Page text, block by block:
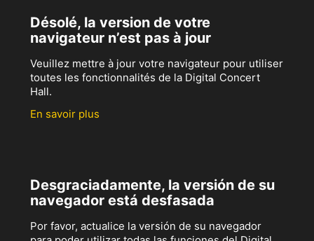
Désolé, la version de votre
navigateur n’est pas à jour
Veuillez mettre à jour votre navigateur pour utiliser
toutes les fonctionnalités de la Digital Concert
Hall.
En savoir plus
Desgraciadamente, la versión de su
navegador está desfasada
Por favor, actualice la versión de su navegador